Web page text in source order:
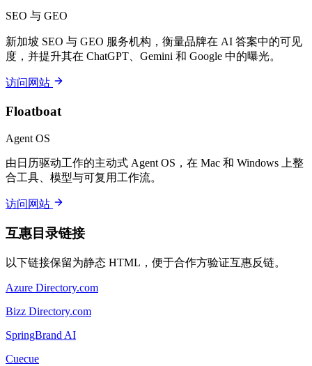
SEO 与 GEO
新加坡 SEO 与 GEO 服务机构，衡量品牌在 AI 答案中的可见
度，并提升其在 ChatGPT、Gemini 和 Google 中的曝光。
访问网站
Floatboat
Agent OS
由日历驱动工作的主动式 Agent OS，在 Mac 和 Windows 上整
合工具、模型与可复用工作流。
访问网站
互惠目录链接
以下链接保留为静态 HTML，便于合作方验证互惠反链。
Azure Directory.com
Bizz Directory.com
SpringBrand AI
Cuecue